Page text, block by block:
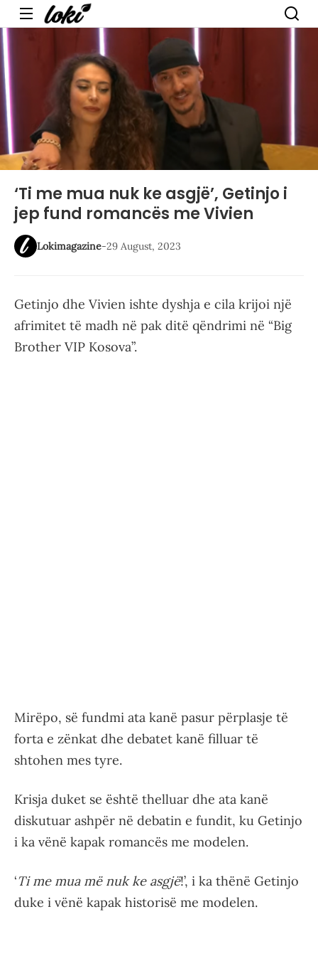
Menu
‘Ti me mua nuk ke asgjë’, Getinjo i
jep fund romancës me Vivien
Lokimagazine-29 August, 2023
Getinjo dhe Vivien ishte dyshja e cila krijoi një
afrimitet të madh në pak ditë qëndrimi në “Big
Brother VIP Kosova”.
Mirëpo, së fundmi ata kanë pasur përplasje të
forta e zënkat dhe debatet kanë filluar të
shtohen mes tyre.
Krisja duket se është thelluar dhe ata kanë
diskutuar ashpër në debatin e fundit, ku Getinjo
i ka vënë kapak romancës me modelen.
‘Ti me mua më nuk ke asgjë!’, i ka thënë Getinjo
duke i vënë kapak historisë me modelen.